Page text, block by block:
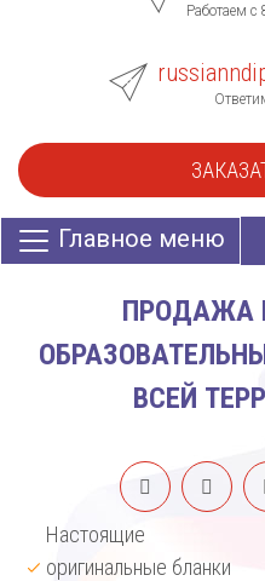
Работаем с
Главное меню
ПРОДАЖА
ВСЕЙ
Настоящие
оригинальные бланки